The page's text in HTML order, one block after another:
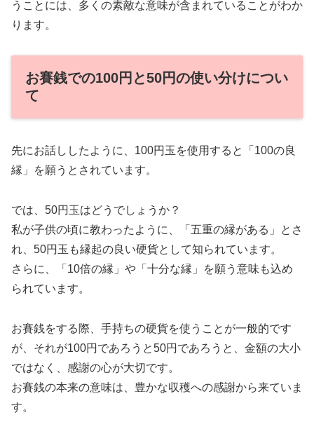
うことには、多くの素敵な意味が含まれていることがわか
ります。
お賽銭での100円と50円の使い分けについ
て
先にお話ししたように、100円玉を使用すると「100の良
縁」を願うとされています。
では、50円玉はどうでしょうか？
私が子供の頃に教わったように、「五重の縁がある」とさ
れ、50円玉も縁起の良い硬貨として知られています。
さらに、「10倍の縁」や「十分な縁」を願う意味も込め
られています。
お賽銭をする際、手持ちの硬貨を使うことが一般的です
が、それが100円であろうと50円であろうと、金額の大小
ではなく、感謝の心が大切です。
お賽銭の本来の意味は、豊かな収穫への感謝から来ていま
す。